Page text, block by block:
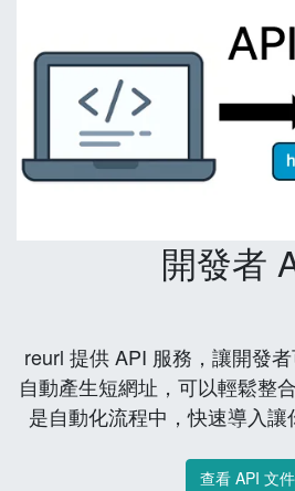
開發者
reurl 提供 API 服務，讓開發
自動產生短網址，可以輕鬆整
是自動化流程中，快速導入讓
查看 API 文件